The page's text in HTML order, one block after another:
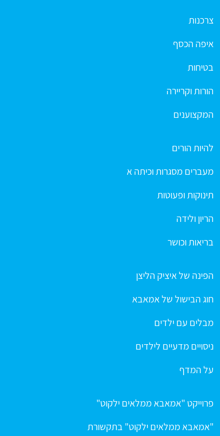
צרכנות
איפה הכסף
בטיחות
הורות וקריירה
המקצוענים
להיות הורים
מעברים מסגרות וכיתה א
תינוקות ופעוטות
הריון ולידה
בריאות וכושר
הפינה של איציק הליצן
חוג הבישול של אמאבא
מבלים עם ילדים
ניסויים מדעיים לילדים
על המדף
פרוייקט "אמאבא ממלאים ילקוט"
"אמאבא ממלאים ילקוט" בתקשורת